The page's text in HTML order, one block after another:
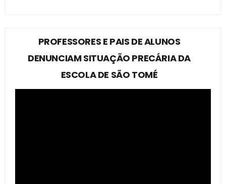
PROFESSORES E PAIS DE ALUNOS
DENUNCIAM SITUAÇÃO PRECÁRIA DA
ESCOLA DE SÃO TOMÉ